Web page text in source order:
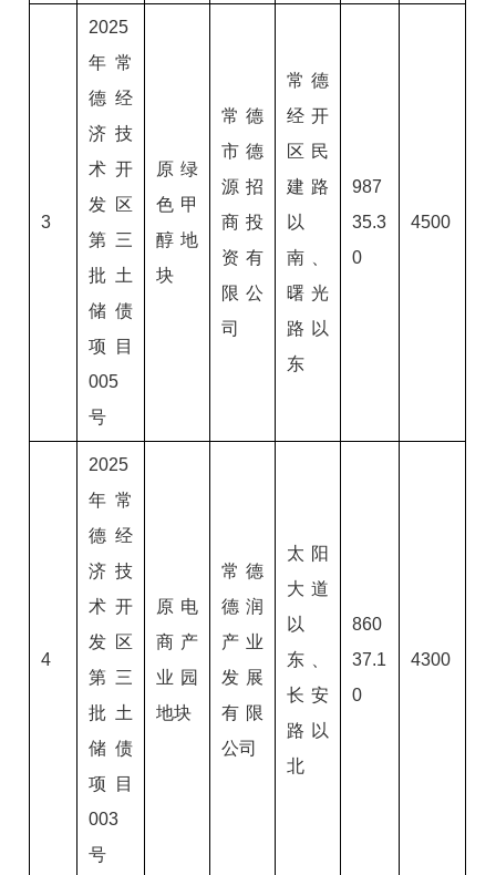
3
2025
年常
德经
济技
术开
发区
第三
批土
储债
项目
005
号
原绿
色甲
醇地
块
常德
市德
源招
商投
资有
限公
司
常德
经开
区民
建路
以
南、
曙光
路以
东
987
35.3
0
4500
4
2025
年常
德经
济技
术开
发区
第三
批土
储债
项目
003
号
原电
商产
业园
地块
常德
德润
产业
发展
有限
公司
太阳
大道
以
东、
长安
路以
北
860
37.1
0
4300